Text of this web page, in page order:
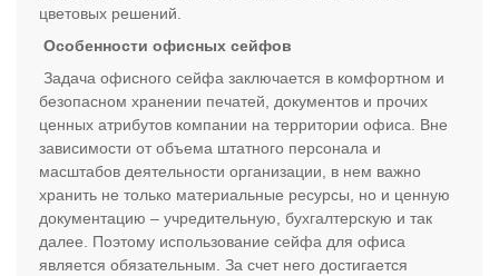
цветовых решений.
Особенности офисных сейфов
Задача офисного сейфа заключается в комфортном и
безопасном хранении печатей, документов и прочих
ценных атрибутов компании на территории офиса. Вне
зависимости от объема штатного персонала и
масштабов деятельности организации, в нем важно
хранить не только материальные ресурсы, но и ценную
документацию – учредительную, бухгалтерскую и так
далее. Поэтому использование сейфа для офиса
является обязательным. За счет него достигается